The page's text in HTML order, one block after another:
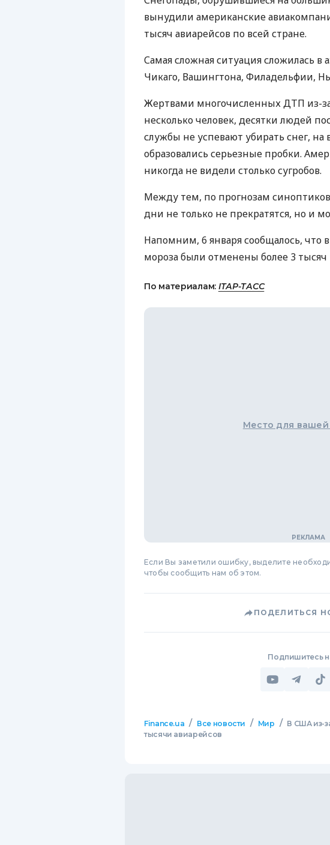
вынудили американские
тысяч авиарейсов по всей стране.
Самая сложная ситуация сложилась в
Чикаго, Вашингтона, Филадельфии,
Жертвами многочисленныхДТП из-
несколько человек, десятки людей
службы не успевают убирать снег, на
образовались серьезные пробки.
никогда не видели столько сугробов.
Между тем, по прогнозам
дни не только не прекратятся, но и
Напомним, 6 января сообщалось, что в
мороза были отменены более 3 тысяч
По материалам: ІТАР-ТАСС
Место для
Если Вы заметили ошибку, выделите
чтобы сообщить нам об этом.
ПОДЕЛИТЬСЯ
Подпишитесь
Finance.ua / Все новости / Мир / В США из-
тысячи авиарейсов